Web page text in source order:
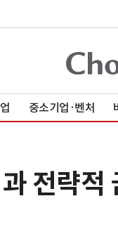
중소기업·벤처
전략적